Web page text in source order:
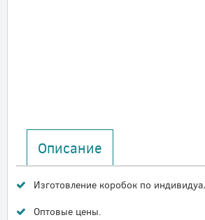
Описание
Изготовление коробок по
Оптовые цены.